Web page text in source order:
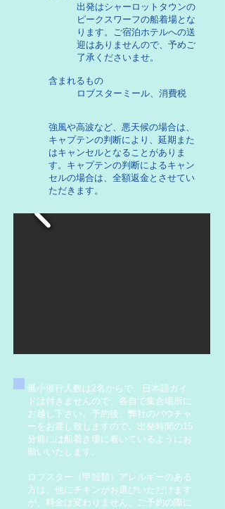
出発はシャーロットタウンの
ピークスワーフの船着場とな
ります。ご宿泊ホテルへの送
迎はありませんので、予めご
了承くださいませ。
含まれるもの
ロブスターミール、消費税
強風や高波など、悪天候の場合は、
キャプテンの判断により、延期また
はキャンセルとなることがありま
す。キャプテンの判断によるキャン
セルの場合は、全額返金とさせてい
ただきます。
最小催行人数は2名からで、日本語ガイ
ドは付きませんので、各自で集合場所に
お越し下さい。予約後、弊社のバウチャ
ーをお渡し致しますので、出発時間の15
分前には船着き場に着いているようにお
願いいたします。
ロブスター（甲殻類）アレルギーのある
方は、他にチキンがお選びいただけます
が、料金は変わりません。ご予約の際に